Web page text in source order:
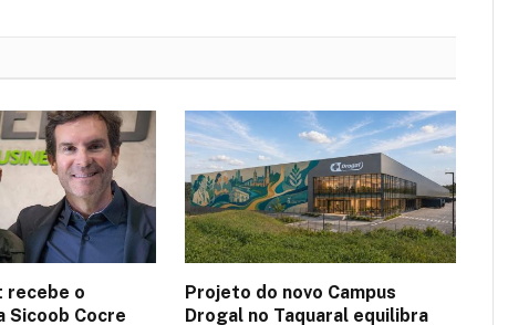
recebe o
Sicoob Cocre
Projeto do novo Campus
Drogal no Taquaral equilibra